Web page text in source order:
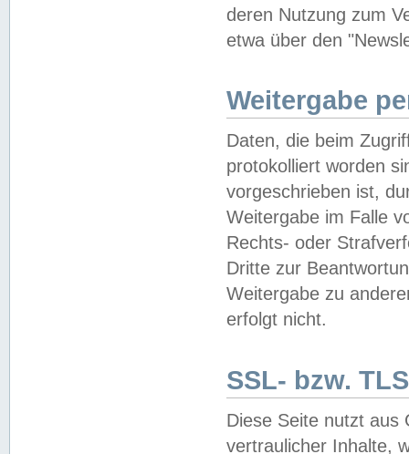
deren Nutzung zum
etwa über den
Weitergabe
Daten, die beim
protokolliert worden
vorgeschrieben ist,
Weitergabe im Falle
Rechts- oder
Dritte zur
Weitergabe zu
erfolgt nicht.
SSL- bzw.
Diese Seite nutzt aus
vertraulicher Inhalte,